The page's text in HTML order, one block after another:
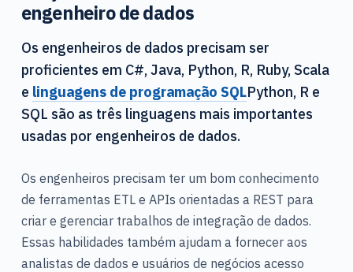
engenheiro de dados
Os engenheiros de dados precisam ser
proficientes em C#, Java, Python, R, Ruby, Scala
e linguagens de programação SQLPython, R e
SQL são as três linguagens mais importantes
usadas por engenheiros de dados.
Os engenheiros precisam ter um bom conhecimento
de ferramentas ETL e APIs orientadas a REST para
criar e gerenciar trabalhos de integração de dados.
Essas habilidades também ajudam a fornecer aos
analistas de dados e usuários de negócios acesso